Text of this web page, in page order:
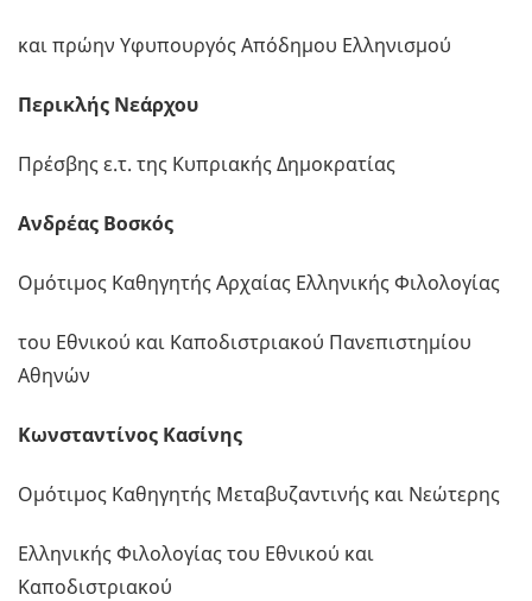
και πρώην Υφυπουργός Απόδημου Ελληνισμού
Περικλής Νεάρχου
Πρέσβης ε.τ. της Κυπριακής Δημοκρατίας
Ανδρέας Βοσκός
Ομότιμος Καθηγητής Αρχαίας Ελληνικής Φιλολογίας
του Εθνικού και Καποδιστριακού Πανεπιστημίου
Αθηνών
Κωνσταντίνος Κασίνης
Ομότιμος Καθηγητής Μεταβυζαντινής και Νεώτερης
Ελληνικής Φιλολογίας του Εθνικού και
Καποδιστριακού